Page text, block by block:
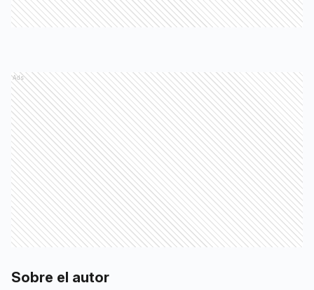
Ads
Sobre el autor